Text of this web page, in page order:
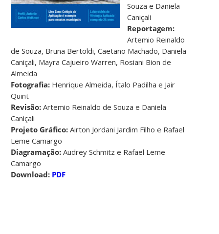
Souza e Daniela
Caniçali
Reportagem:
Artemio Reinaldo
de Souza, Bruna Bertoldi, Caetano Machado, Daniela
Caniçali, Mayra Cajueiro Warren, Rosiani Bion de
Almeida
Fotografia: Henrique Almeida, Ítalo Padilha e Jair
Quint
Revisão: Artemio Reinaldo de Souza e Daniela
Caniçali
Projeto Gráfico: Airton Jordani Jardim Filho e Rafael
Leme Camargo
Diagramação: Audrey Schmitz e Rafael Leme
Camargo
Download: PDF